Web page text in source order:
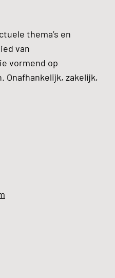
thema’s en
van
vormend op
zakelijk,